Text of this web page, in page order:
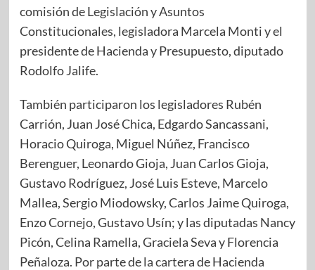
comisión de Legislación y Asuntos
Constitucionales, legisladora Marcela Monti y el
presidente de Hacienda y Presupuesto, diputado
Rodolfo Jalife.
También participaron los legisladores Rubén
Carrión, Juan José Chica, Edgardo Sancassani,
Horacio Quiroga, Miguel Núñez, Francisco
Berenguer, Leonardo Gioja, Juan Carlos Gioja,
Gustavo Rodríguez, José Luis Esteve, Marcelo
Mallea, Sergio Miodowsky, Carlos Jaime Quiroga,
Enzo Cornejo, Gustavo Usín; y las diputadas Nancy
Picón, Celina Ramella, Graciela Seva y Florencia
Peñaloza. Por parte de la cartera de Hacienda